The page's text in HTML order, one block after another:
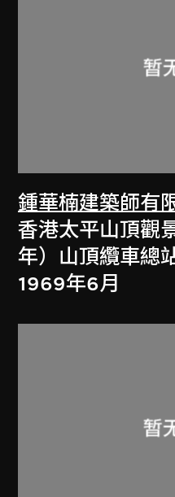
鍾華楠建築師有
香港太平山頂觀
年）山頂纜車總
1969年6月